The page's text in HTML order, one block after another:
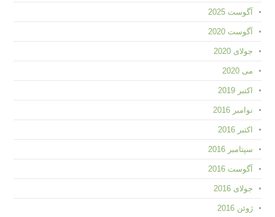
آگوست 2025
آگوست 2020
جولای 2020
می 2020
اکتبر 2019
نوامبر 2016
اکتبر 2016
سپتامبر 2016
آگوست 2016
جولای 2016
ژوئن 2016